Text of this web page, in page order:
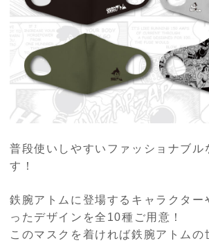
普段使いしやすいファッショナブル
す！
鉄腕アトムに登場するキャラクター
ったデザインを全10種ご用意！
このマスクを着ければ鉄腕アトムの